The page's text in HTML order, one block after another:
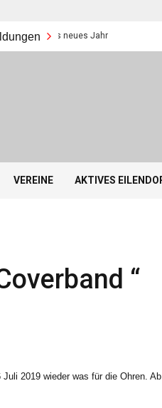
Frohes neues Jahr
VEREINE AKTIVES
“
2019 wieder was für die Ohren.